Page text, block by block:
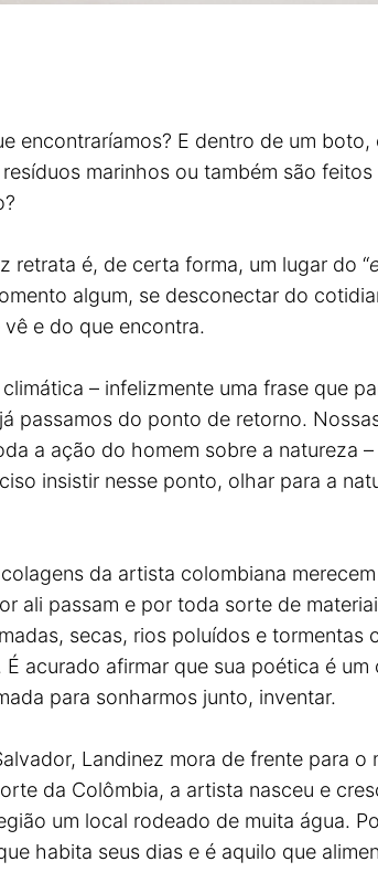
encontraríamos? E dentro de um
marinhos ou também são
retrata é, de certa forma, um lugar do “
algum, se desconectar do
e do que encontra.
– infelizmente uma frase que
passamos do ponto de retorno.
a ação do homem sobre a natureza
insistir nesse ponto, olhar para a
da artista colombiana
ali passam e por toda sorte de
secas, rios poluídos e
acurado afirmar que sua poética é
para sonharmos junto, inventar.
Landinez mora de frente para
da Colômbia, a artista nasceu e
um local rodeado de muita água.
habita seus dias e é aquilo que